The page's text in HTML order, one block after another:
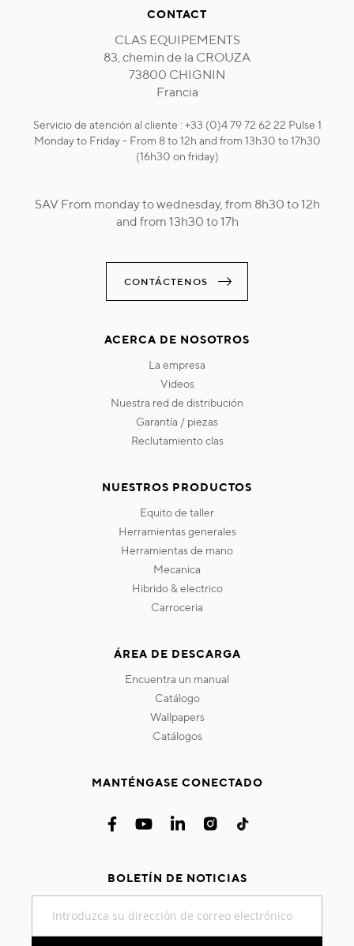
CONTACT
CLAS EQUIPEMENTS
83, chemin de la CROUZA
73800 CHIGNIN
Francia
Servicio de atención al cliente : +33 (0)4 79 72 62 22 Pulse 1
Monday to Friday - From 8 to 12h and from 13h30 to 17h30
(16h30 on friday)
SAV From monday to wednesday, from 8h30 to 12h
and from 13h30 to 17h
CONTÁCTENOS
ACERCA DE NOSOTROS
la empresa
videos
nuestra red de distribución
garantía / piezas
reclutamiento clas
NUESTROS PRODUCTOS
equito de taller
herramientas generales
herramientas de mano
mecanica
hibrido & electrico
carroceria
ÁREA DE DESCARGA
encuentra un manual
catálogo
wallpapers
catálogos
MANTÉNGASE CONECTADO
BOLETÍN DE NOTICIAS
nuestro